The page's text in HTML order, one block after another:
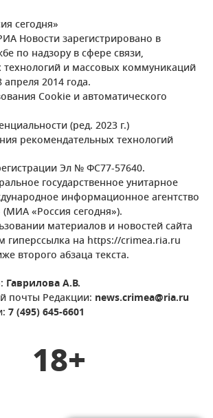
сегодня»
Новости зарегистрировано в
по надзору в сфере связи,
и массовых коммуникаций
2014 года.
Cookie и автоматического
(ред. 2023 г.)
рекомендательных технологий
Эл № ФС77-57640.
государственное унитарное
информационное агентство
(МИА «Россия сегодня»).
материалов и новостей сайта
гиперссылка на https://crimea.ria.ru
второго абзаца текста.
Гаврилова А.В.
почты Редакции: news.crimea@ria.ru
7 (495) 645-6601
18+